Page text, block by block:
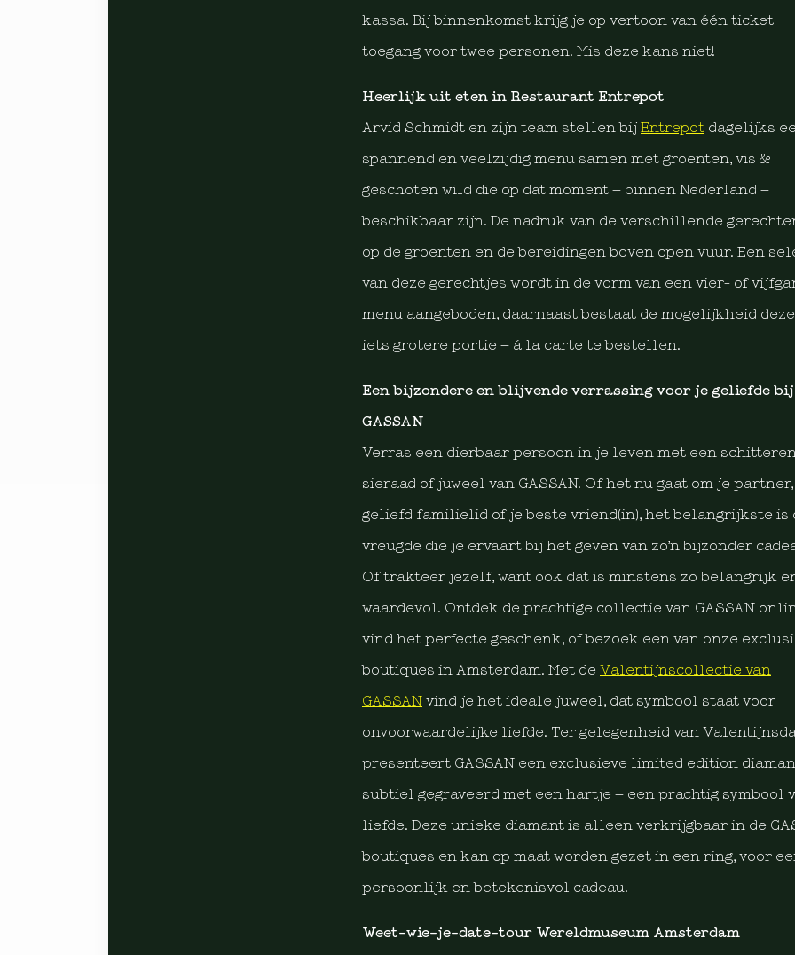
kassa. Bij binnenkomst krijg je op vertoon van één ticket
toegang voor twee personen. Mis deze kans niet!
Heerlijk uit eten in Restaurant Entrepot
Arvid Schmidt en zijn team stellen bij Entrepot dagelijks
spannend en veelzijdig menu samen met groenten, vis &
geschoten wild die op dat moment – binnen Nederland –
beschikbaar zijn. De nadruk van de verschillende
op de groenten en de bereidingen boven open vuur. Een
van deze gerechtjes wordt in de vorm van een vier- of
menu aangeboden, daarnaast bestaat de mogelijkheid
iets grotere portie – á la carte te bestellen.
Een bijzondere en blijvende verrassing voor je geliefde bij
GASSAN
Verras een dierbaar persoon in je leven met een
sieraad of juweel van GASSAN. Of het nu gaat om je partner,
geliefd familielid of je beste vriend(in), het belangrijkste is
vreugde die je ervaart bij het geven van zo’n bijzonder
Of trakteer jezelf, want ook dat is minstens zo belangrijk
waardevol. Ontdek de prachtige collectie van GASSAN
vind het perfecte geschenk, of bezoek een van onze
boutiques in Amsterdam. Met de Valentijnscollectie van
GASSAN vind je het ideale juweel, dat symbool staat voor
onvoorwaardelijke liefde. Ter gelegenheid van
presenteert GASSAN een exclusieve limited edition
subtiel gegraveerd met een hartje – een prachtig symbool
liefde. Deze unieke diamant is alleen verkrijgbaar in de
boutiques en kan op maat worden gezet in een ring, voor
persoonlijk en betekenisvol cadeau.
Weet-wie-je-date-tour Wereldmuseum Amsterdam